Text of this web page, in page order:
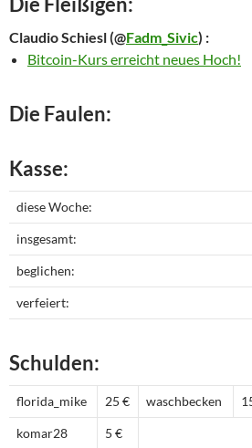
Claudio Schiesl(@Fadm_Sivic) :
Bitcoin-Kurs erreicht neues Hoch!
Die Faulen:
Kasse:
diese Woche:
insgesamt:
beglichen:
verfeiert:
Schulden:
florida_mike 25 € waschbecken
komar28 5 €